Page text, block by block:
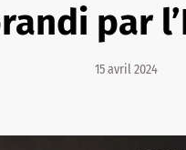
par
15 avril 2024